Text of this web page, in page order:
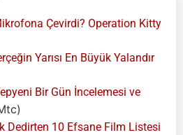
Çevirdi? Operation Kitty
Yarısı En Büyük Yalandır
Bir Gün İncelemesi ve
Dedirten 10 Efsane Film Listesi